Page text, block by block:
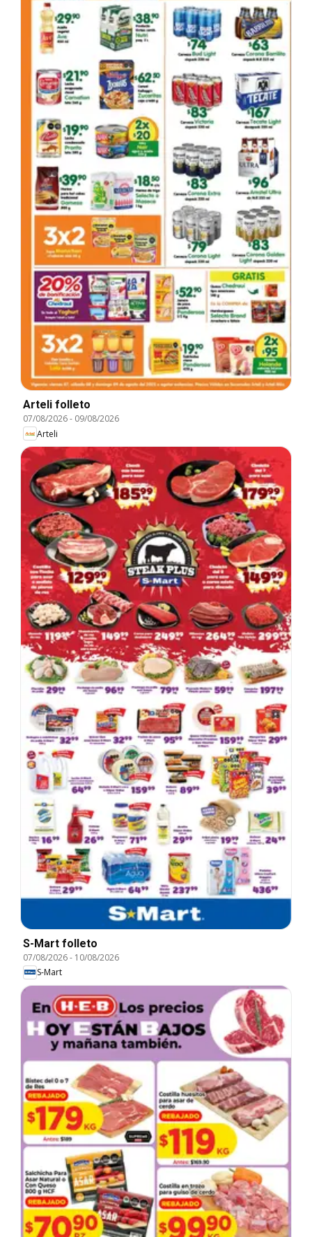
Arteli folleto
07/08/2026- 09/08/2026
Arteli
S-Mart folleto
07/08/2026- 10/08/2026
S-Mart